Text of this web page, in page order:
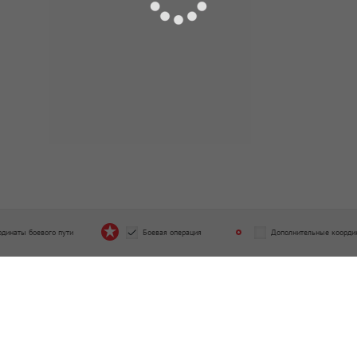
боевого пути Боевая операция Дополнительные